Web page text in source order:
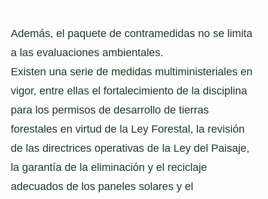
Además, el paquete de contramedidas no se limita
a las evaluaciones ambientales.
Existen una serie de medidas multiministeriales en
vigor, entre ellas el fortalecimiento de la disciplina
para los permisos de desarrollo de tierras
forestales en virtud de la Ley Forestal, la revisión
de las directrices operativas de la Ley del Paisaje,
la garantía de la eliminación y el reciclaje
adecuados de los paneles solares y el